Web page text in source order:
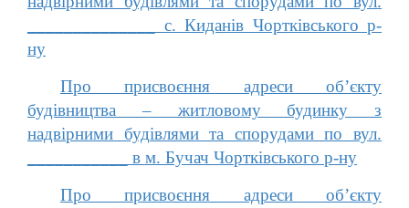
______________ с. Киданів Чортківського р-
ну
Про присвоєння адреси об’єкту
будівництва – житловому будинку з
надвірними будівлями та спорудами по вул.
___________ в м. Бучач Чортківського р-ну
Про присвоєння адреси об’єкту